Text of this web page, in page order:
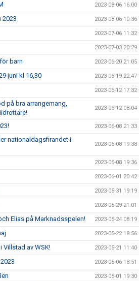
2023-08-06 16:00
2023 2023-08-06 10:36
2023-07-06 11:32
2023-07-03 20:29
barn 2023-06-20 21:05
juni kl 16,30 2023-06-19 22:47
2023-06-12 17:32
på bra arrangemang,
2023-06-12 08:04
2023-06-08 21:33
nationaldagsfirandet i
2023-06-08 19:38
2023-06-08 19:36
2023-06-01 20:42
2023-05-31 19:19
2023-05-29 21:01
Elias på Marknadsspelen! 2023-05-24 08:19
2023-05-22 18:56
av WSK! 2023-05-21 11:40
2023-05-06 18:51
2023-05-01 19:30